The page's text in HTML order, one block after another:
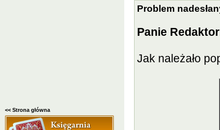
<< Strona główna
Problem
Panie
Jak należało